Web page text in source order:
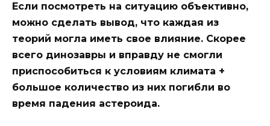
Если посмотреть на ситуацию объективно,
можно сделать вывод, что каждая из
теорий могла иметь свое влияние. Скорее
всего динозавры и вправду не смогли
приспособиться к условиям климата +
большое количество из них погибли во
время падения астероида.